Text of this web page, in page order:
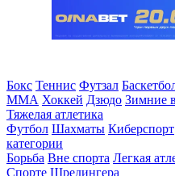
Бокс Теннис Футзал
ММА Хоккей Дзюдо Зимние
Тяжелая атлетика
Футбол Шахматы Киберспорт
категории
Борьба Вне спорта Легкая
Спорте Шредингера